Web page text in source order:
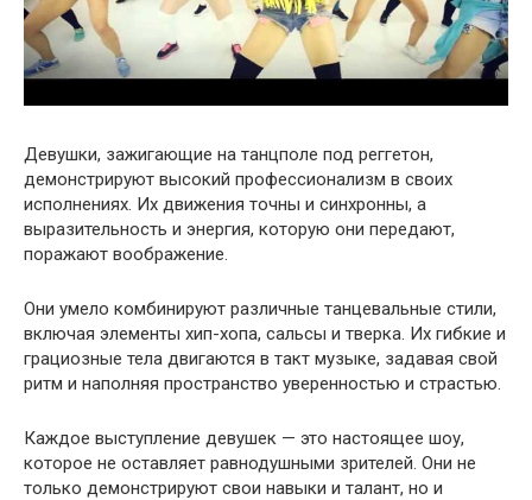
Девушки, зажигающие на танцполе под реггетон,
демонстрируют высокий профессионализм в своих
исполнениях. Их движения точны и синхронны, а
выразительность и энергия, которую они передают,
поражают воображение.
Они умело комбинируют различные танцевальные стили,
включая элементы хип-хопа, сальсы и тверка. Их гибкие и
грациозные тела двигаются в такт музыке, задавая свой
ритм и наполняя пространство уверенностью и страстью.
Каждое выступление девушек — это настоящее шоу,
которое не оставляет равнодушными зрителей. Они не
только демонстрируют свои навыки и талант, но и